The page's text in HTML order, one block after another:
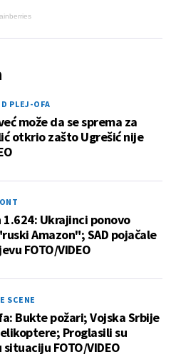
PLEJ-OFA
može da se sprema za
otkrio zašto Ugrešić nije
1.624: Ukrajinci ponovo
Amazon"; SAD pojačale
FOTO/VIDEO
SCENE
Bukte požari; Vojska Srbije
Proglasili su
FOTO/VIDEO